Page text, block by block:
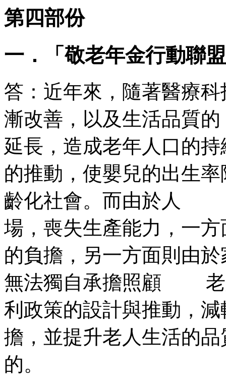
第四部份
一．「敬老年金行動聯
答：近年來，隨著醫療
漸改善，以及生活品
延長，造成老年人口
的推動，使嬰兒的出生
齡化社會。而由於人
場，喪失生產能力，
的負擔，另一方面則由
無法獨自承擔照顧 老
利政策的設計與推動
擔，並提升老人生活的
的。